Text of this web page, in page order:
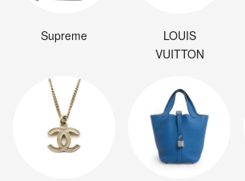
Supreme
LOUIS
VUITTON